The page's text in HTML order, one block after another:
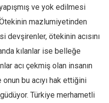
ve yok edilmesi
mazlumiyetinden
ötekinin acısını
kılanlar ise belleğe
acı çekmiş olan insanın
bu acıyı hak ettiğini
Türkiye merhametli